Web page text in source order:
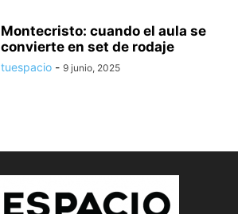
Montecristo: cuando el aula se
convierte en set de rodaje
tuespacio - 9 junio, 2025